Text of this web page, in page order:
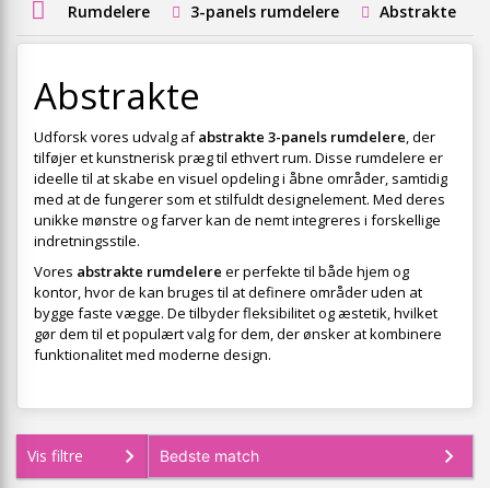
Rumdelere 3-panels rumdelere Abstrakte
Abstrakte
Udforsk vores udvalg afabstrakte 3-panels rumdelere, der
tilføjer et kunstnerisk præg til ethvert rum. Disse rumdelere er
ideelle til at skabe en visuel opdeling i åbne områder, samtidig
med at de fungerer som et stilfuldt designelement. Med deres
unikke mønstre og farver kan de nemt integreres i forskellige
indretningsstile.
Vores abstrakte rumdelere er perfekte til både hjem og
kontor, hvor de kan bruges til at definere områder uden at
bygge faste vægge. De tilbyder fleksibilitet og æstetik, hvilket
gør dem til et populært valg for dem, der ønsker at kombinere
funktionalitet med moderne design.
Vis filtre